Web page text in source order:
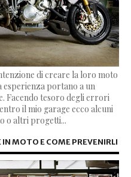
di creare la loro moto
esperienza portano a un
Facendo tesoro degli errori
il mio garage ecco alcuni
o altri progetti...
MOTO E COME PREVENIRLI